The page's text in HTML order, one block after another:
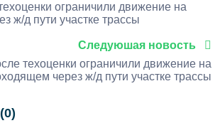
ограничили движение на
ж/д пути участке трассы
Следуюшая новость
техоценки ограничили движение на
через ж/д пути участке трассы